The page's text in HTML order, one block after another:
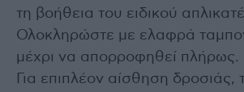
τη βοήθεια του ειδικού
Ολοκληρώστε με ελαφρά
μέχρι να απορροφηθεί πλήρως.
Για επιπλέον αίσθηση δροσιάς,